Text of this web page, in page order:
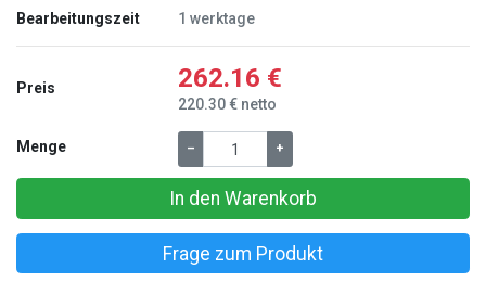
Bearbeitungszeit 1 werktage
Preis 262.16 €
220.30 € netto
Menge – +
In den Warenkorb
Frage zum Produkt